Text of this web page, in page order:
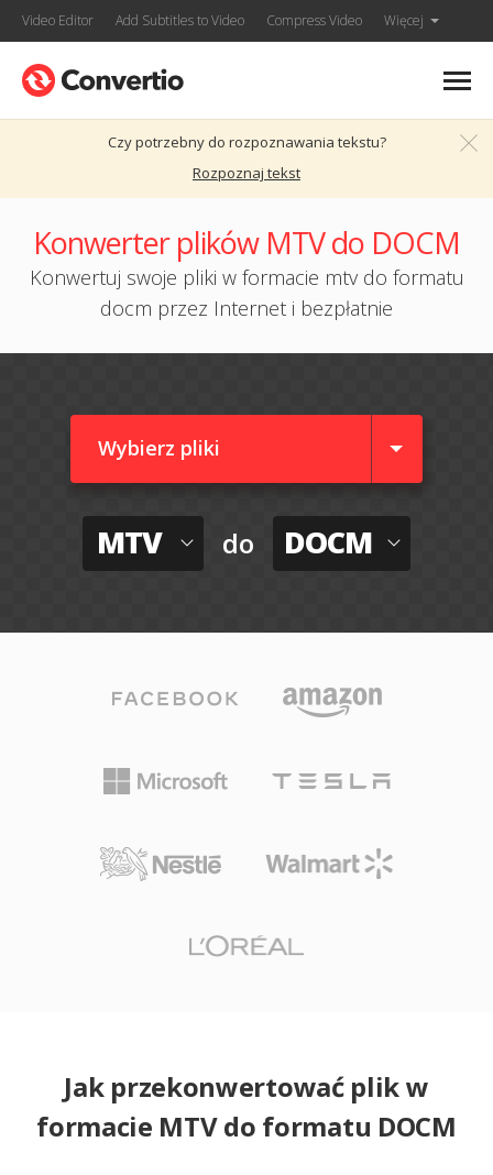
Video Editor Add Subtitles to Video Compress Video Więcej
Czy potrzebny do rozpoznawania tekstu?
Rozpoznaj tekst
Konwerter plików MTV do DOCM
Konwertuj swoje pliki w formacie mtv do formatu
docm przez Internet i bezpłatnie
Wybierz pliki
MTV do DOCM
Jak przekonwertować plik w
formacie MTV do formatu DOCM